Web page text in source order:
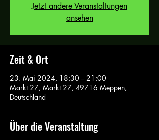
Jetzt andere Veranstaltungen
ansehen
Zeit & Ort
23. Mai 2024, 18:30 – 21:00
Markt 27, Markt 27, 49716 Meppen,
Deutschland
Über die Veranstaltung